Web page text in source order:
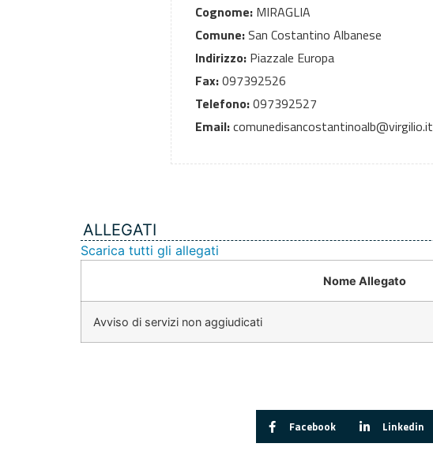
Cognome: MIRAGLIA
Comune:San Costantino Albanese
Indirizzo: Piazzale Europa
Fax:097392526
Telefono:097392527
Email:comunedisancostantinoalb@virgilio.it
ALLEGATI
Scarica tutti gli allegati
Nome Allegato
Avviso di servizi non aggiudicati
Facebook Linkedin